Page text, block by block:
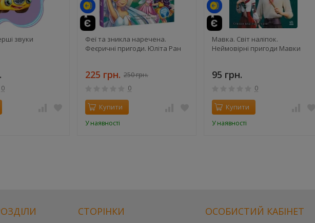
звуки
0
Феї та зникла наречена.
Феєричні пригоди. Юліта Ран
225 грн. 250 грн.
0
Купити
У наявності
Мавка. Світ наліпок.
Неймовірні пригоди Мавки
95 грн.
0
Купити
У наявності
СТОРІНКИ ОСОБИСТИЙ КАБІНЕТ